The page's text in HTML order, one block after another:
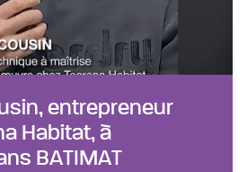
entrepreneur
Habitat, à
BATIMAT